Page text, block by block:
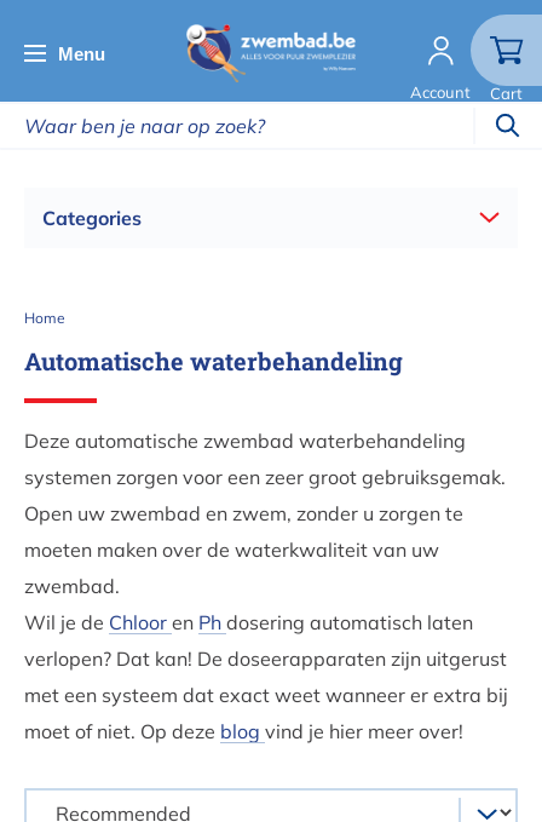
en
de
inhoud
Menu
Account Cart
Categories
Kruimelpad
Home
Automatische waterbehandeling
Deze automatische zwembad waterbehandeling
systemen zorgen voor een zeer groot gebruiksgemak.
Open uw zwembad en zwem, zonder u zorgen te
moeten maken over de waterkwaliteit van uw
zwembad.
Wil je de Chloor en Ph dosering automatisch laten
verlopen? Dat kan! De doseerapparaten zijn uitgerust
met een systeem dat exact weet wanneer er extra bij
moet of niet. Op deze blog vind je hier meer over!